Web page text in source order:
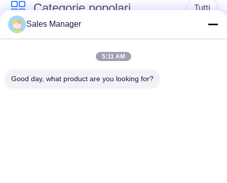
Categorie popolari Tutti
escavatore montato
battipalo
Martello elettrico
Piledriver laterale
Sales Manager
5:11 AM
Good day, what product are you looking for?